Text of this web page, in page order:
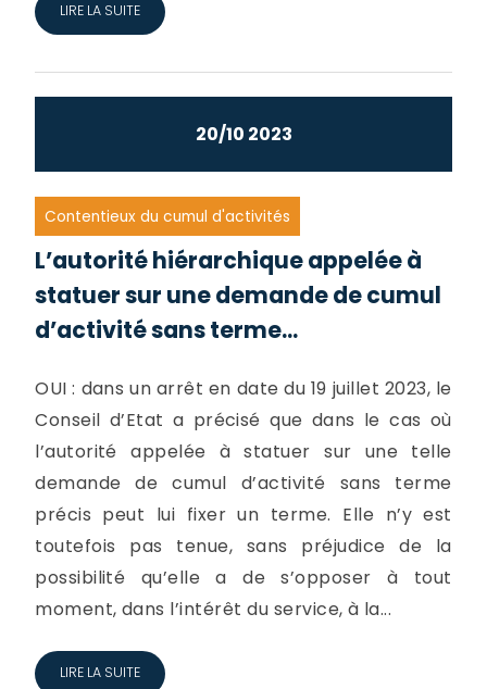
LIRE LA SUITE
20/10 2023
Contentieux du cumul d'activités
L’autorité hiérarchique appelée à
statuer sur une demande de cumul
d’activité sans terme...
OUI : dans un arrêt en date du 19 juillet 2023, le
Conseil d’Etat a précisé que dans le cas où
l’autorité appelée à statuer sur une telle
demande de cumul d’activité sans terme
précis peut lui fixer un terme. Elle n’y est
toutefois pas tenue, sans préjudice de la
possibilité qu’elle a de s’opposer à tout
moment, dans l’intérêt du service, à la...
LIRE LA SUITE